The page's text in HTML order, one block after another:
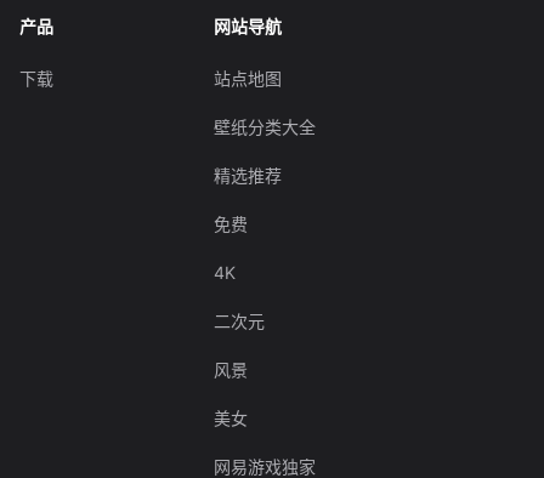
产品
下载
网站导航
站点地图
壁纸分类大全
精选推荐
免费
4K
二次元
风景
美女
网易游戏独家